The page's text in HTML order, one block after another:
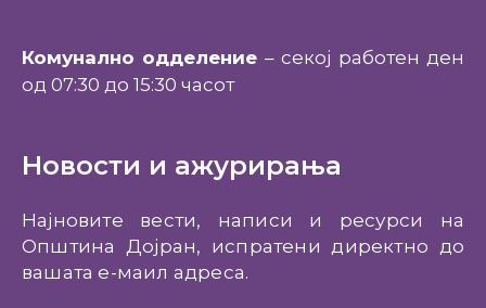
Комунално одделение – секој работен ден
од 07:30 до 15:30 часот
Новости и ажурирања
Најновите вести, написи и ресурси на
Општина Дојран, испратени директно до
вашата е-маил адреса.